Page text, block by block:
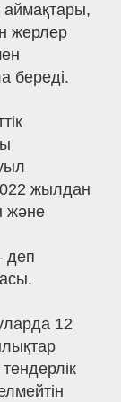
аймақтары,
жерлер
береді.
жылдан
және
деп
12